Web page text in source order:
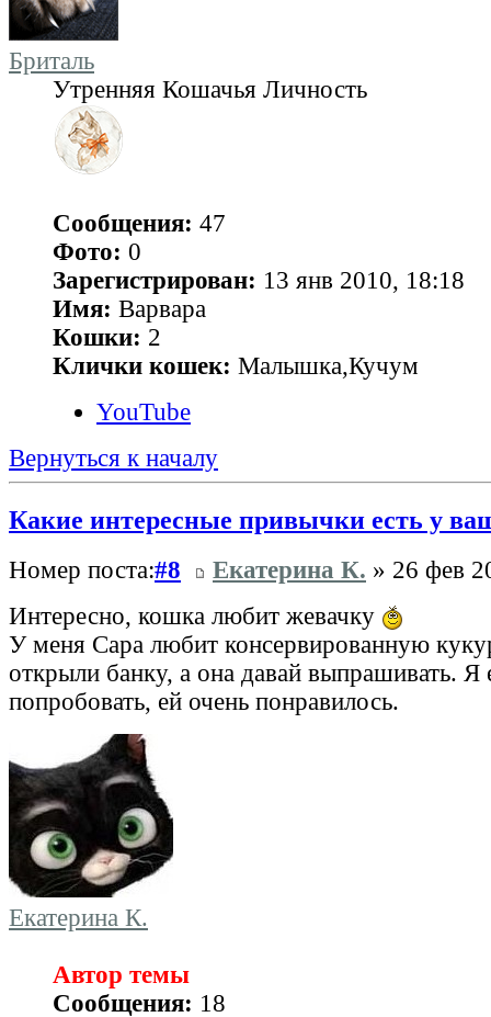
Бриталь
Утренняя Кошачья Личность
Сообщения: 47
Фото: 0
Зарегистрирован: 13 янв 2010, 18:18
Имя: Варвара
Кошки: 2
Клички кошек: Малышка,Кучум
YouTube
Вернуться к началу
Какие интересные привычки есть у
Номер поста:#8 Екатерина К. » 26 фев
Интересно, кошка любит жевачку
У меня Сара любит консервированную
открыли банку, а она давай выпрашивать. Я
попробовать, ей очень понравилось.
Екатерина К.
Автор темы
Сообщения: 18